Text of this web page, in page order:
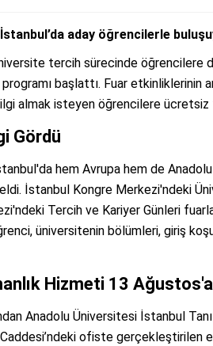
aday öğrencilerle
tercih sürecinde öğrencilere
programı başlattı. Fuar
almak isteyen öğrencilere ücretsiz
Gördü
hem Avrupa hem de
İstanbul Kongre Merkezi'ndeki
Tercih ve Kariyer Günleri
üniversitenin bölümleri, giriş
Hizmeti 13
Anadolu Üniversitesi İstanbul
ofiste gerçekleştirilen